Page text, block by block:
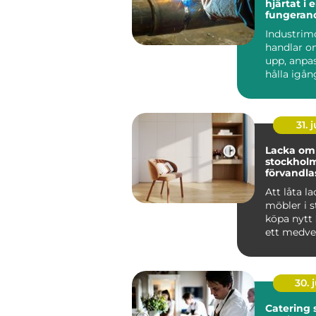
hjärtat i
handlar
upp,
hålla
att ...
31.
Lacka
stockholm
Att låta
möbler i
köpa nytt
ett
30.
Catering